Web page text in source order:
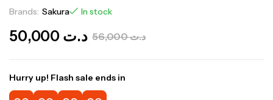
Brands: Sakura In stock
د.ت56,000 د.ت
Hurry up! Flash sale ends in